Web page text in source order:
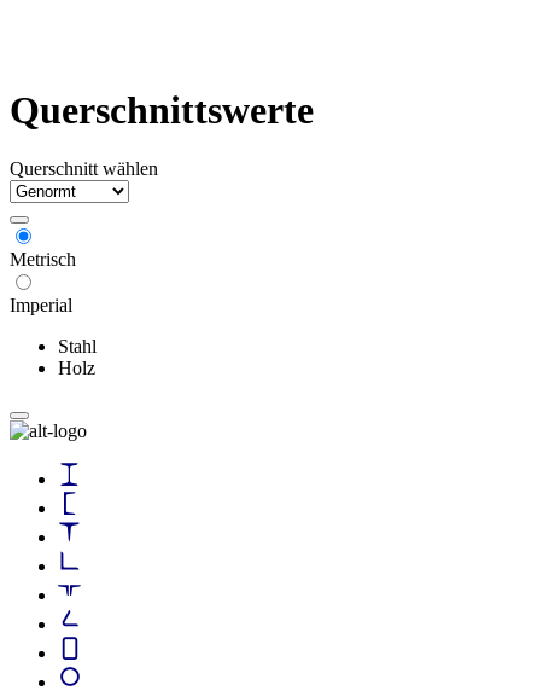
Querschnittswerte
Querschnitt wählen
Metrisch
Imperial
Stahl
Holz